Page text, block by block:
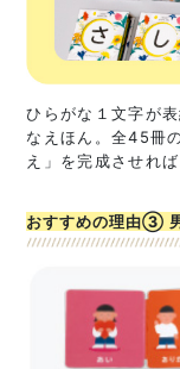
ひらがな１文字が
なえほん。全45冊
え」を完成させれ
おすすめの理由③